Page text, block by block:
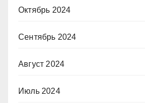
Октябрь 2024
Сентябрь 2024
Август 2024
Июль 2024